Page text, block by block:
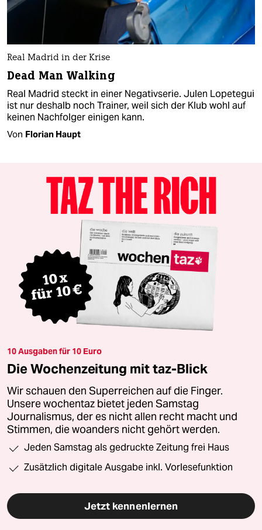
Real Madrid in der Krise
Dead Man Walking
Real Madrid steckt in einer Negativserie. Julen Lopetegui
ist nur deshalb noch Trainer, weil sich der Klub wohl auf
keinen Nachfolger einigen kann.
Von Florian Haupt
10 Ausgaben für 10 Euro
Die Wochenzeitung mit taz-Blick
Wir schauen den Superreichen auf die Finger.
Unsere wochentaz bietet jeden Samstag
Journalismus, der es nicht allen recht macht und
Stimmen, die woanders nicht gehört werden.
Jeden Samstag als gedruckte Zeitung frei Haus
Zusätzlich digitale Ausgabe inkl. Vorlesefunktion
Jetzt kennenlernen